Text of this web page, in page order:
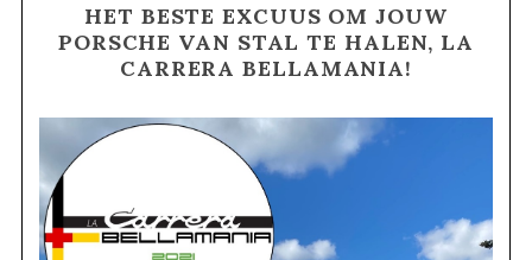
HET BESTE EXCUUS OM JOUW
PORSCHE VAN STAL TE HALEN, LA
CARRERA BELLAMANIA!